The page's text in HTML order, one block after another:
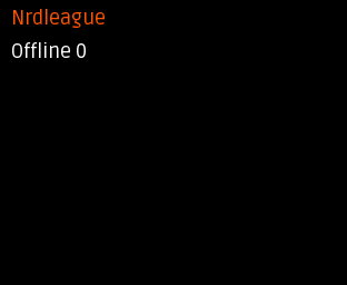
Nrdleague
Offline 0